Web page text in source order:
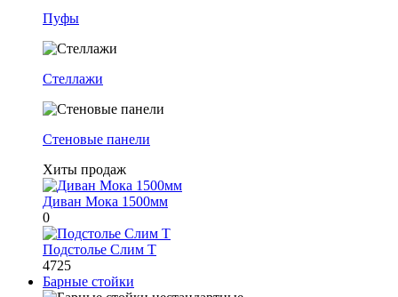
Пуфы
Стеллажи
Стеновые панели
Хиты продаж
Диван Мока 1500мм
0
Подстолье Слим Т
4725
Барные стойки